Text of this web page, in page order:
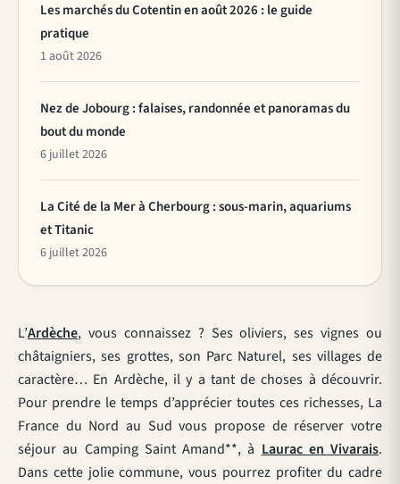
L’Ardèche, vous connaissez ? Ses oliviers, ses vignes ou
châtaigniers, ses grottes, son Parc Naturel, ses villages de
caractère… En Ardèche, il y a tant de choses à découvrir.
Pour prendre le temps d’apprécier toutes ces richesses, La
France du Nord au Sud vous propose de réserver votre
séjour au Camping Saint Amand**, à Laurac en Vivarais.
Dans cette jolie commune, vous pourrez profiter du cadre
Les marchés du Cotentin en août 2026 : le guide
pratique
1 août 2026
Nez de Jobourg : falaises, randonnée et panoramas du
bout du monde
6 juillet 2026
La Cité de la Mer à Cherbourg : sous-marin, aquariums
et Titanic
6 juillet 2026